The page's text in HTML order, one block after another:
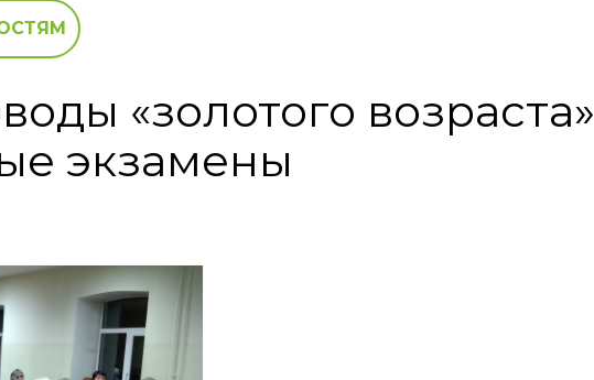
«золотого возраста»
экзамены